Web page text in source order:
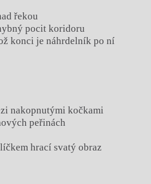
řekou
pocit koridoru
konci je náhrdelník po ní
nakopnutými kočkami
peřinách
hrací svatý obraz